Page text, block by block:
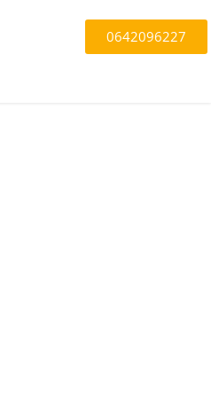
0642096227